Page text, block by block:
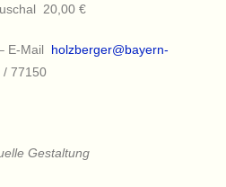
20,00 €
E-Mail
holzberger@bayern-
/ 77150
Gestaltung